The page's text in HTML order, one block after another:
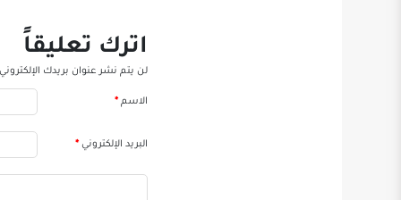
اترك تعليقاً
لن يتم نشر عنوان بريدك
الاسم*
البريد الإلكتروني*